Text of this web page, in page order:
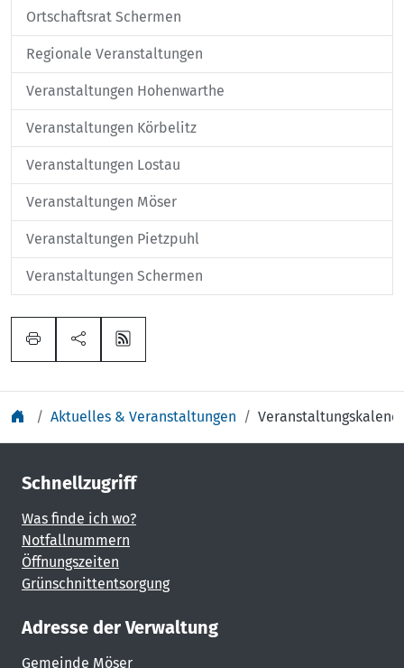
Ortschaftsrat Schermen
Regionale Veranstaltungen
Veranstaltungen Hohenwarthe
Veranstaltungen Körbelitz
Veranstaltungen Lostau
Veranstaltungen Möser
Veranstaltungen Pietzpuhl
Veranstaltungen Schermen
Aktuelles & Veranstaltungen
Schnellzugriff
Was finde ich wo?
Notfallnummern
Öffnungszeiten
Grünschnittentsorgung
Adresse der Verwaltung
Gemeinde Möser